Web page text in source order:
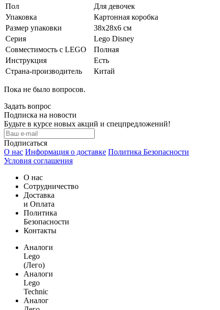
Пол
Для девочек
Упаковка
Картонная коробка
Размер упаковки
38х28х6 см
Серия
Lego Disney
Совместимость с LEGO
Полная
Инструкция
Есть
Страна-производитель
Китай
Пока не было вопросов.
Задать вопрос
Подписка на новости
Будьте в курсе новых акций и спецпредложений!
Подписаться
О нас Информация о доставке Политика Безопасности
Условия соглашения
О нас
Сотрудничество
Доставка
и Оплата
Политика
Безопасности
Контакты
Аналоги
Lego
(Лего)
Аналоги
Lego
Technic
Аналог